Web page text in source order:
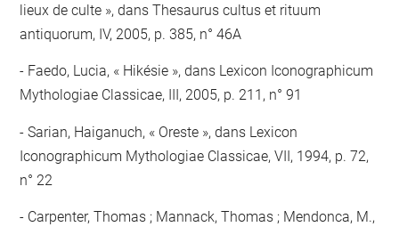
lieux de culte », dans Thesaurus cultus et rituum
antiquorum, IV, 2005, p. 385, n° 46A
Faedo, Lucia, « Hikésie », dans Lexicon Iconographicum
Mythologiae Classicae, III, 2005, p. 211, n° 91
Sarian, Haiganuch, « Oreste », dans Lexicon
Iconographicum Mythologiae Classicae, VII, 1994, p. 72,
n° 22
Carpenter, Thomas ; Mannack, Thomas ; Mendonca, M.,